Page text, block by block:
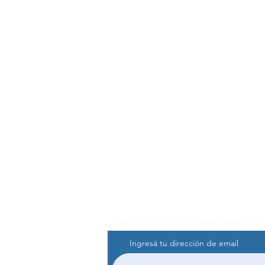
Ingresá tu dirección de email